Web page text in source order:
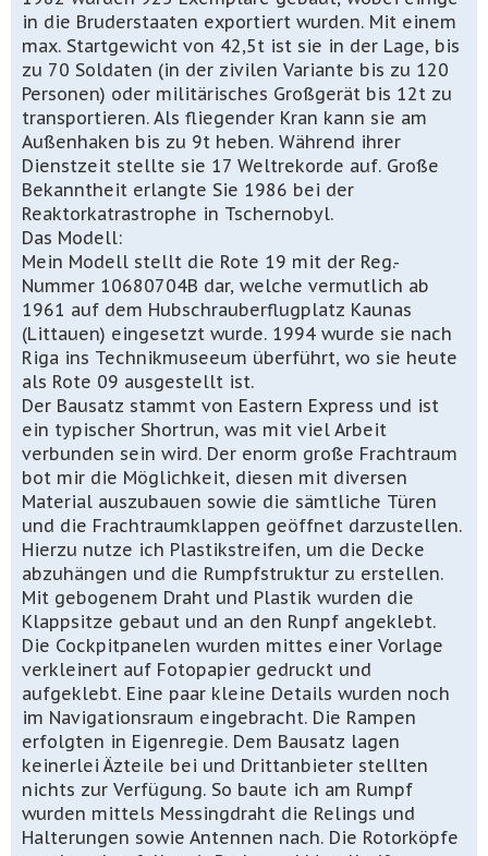
in die Bruderstaaten exportiert wurden. Mit einem
max. Startgewicht von 42,5t ist sie in der Lage, bis
zu 70 Soldaten (in der zivilen Variante bis zu 120
Personen) oder militärisches Großgerät bis 12t zu
transportieren. Als fliegender Kran kann sie am
Außenhaken bis zu 9t heben. Während ihrer
Dienstzeit stellte sie 17 Weltrekorde auf. Große
Bekanntheit erlangte Sie 1986 bei der
Reaktorkatrastrophe in Tschernobyl.
Das Modell:
Mein Modell stellt die Rote 19 mit der Reg.-
Nummer 10680704B dar, welche vermutlich ab
1961 auf dem Hubschrauberflugplatz Kaunas
(Littauen) eingesetzt wurde. 1994 wurde sie nach
Riga ins Technikmuseeum überführt, wo sie heute
als Rote 09 ausgestellt ist.
Der Bausatz stammt von Eastern Express und ist
ein typischer Shortrun, was mit viel Arbeit
verbunden sein wird. Der enorm große Frachtraum
bot mir die Möglichkeit, diesen mit diversen
Material auszubauen sowie die sämtliche Türen
und die Frachtraumklappen geöffnet darzustellen.
Hierzu nutze ich Plastikstreifen, um die Decke
abzuhängen und die Rumpfstruktur zu erstellen.
Mit gebogenem Draht und Plastik wurden die
Klappsitze gebaut und an den Runpf angeklebt.
Die Cockpitpanelen wurden mittes einer Vorlage
verkleinert auf Fotopapier gedruckt und
aufgeklebt. Eine paar kleine Details wurden noch
im Navigationsraum eingebracht. Die Rampen
erfolgten in Eigenregie. Dem Bausatz lagen
keinerlei Äzteile bei und Drittanbieter stellten
nichts zur Verfügung. So baute ich am Rumpf
wurden mittels Messingdraht die Relings und
Halterungen sowie Antennen nach. Die Rotorköpfe